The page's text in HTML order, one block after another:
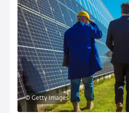
© Getty Images